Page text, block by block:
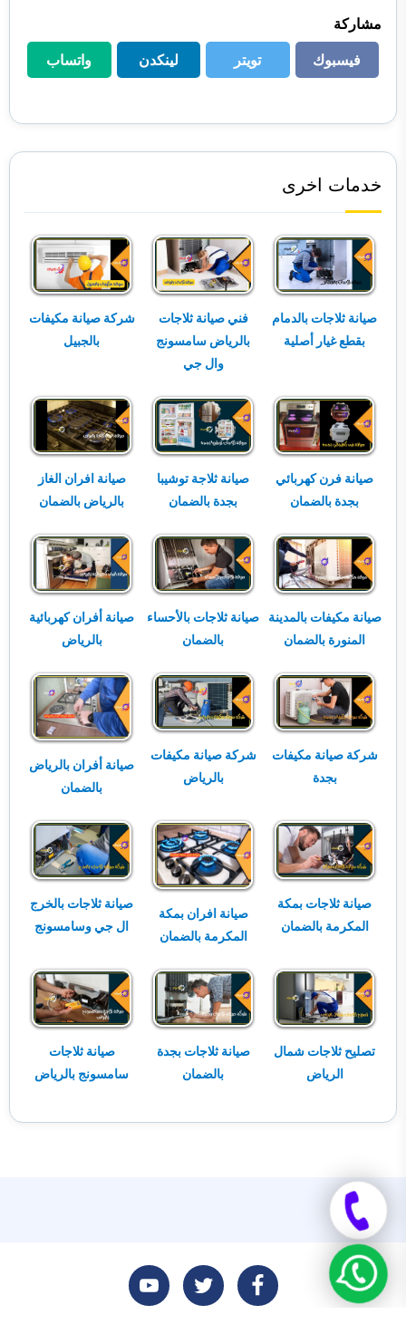
مشاركة
فيسبوك
فيسبوك
تويتر
تويتر
لينكدن
لينكدن
واتساب
واتساب
خدمات اخرى
صيانة ثلاجات بالدمام
بقطع غيار أصلية
فني صيانة ثلاجات
بالرياض سامسونج
وال جي
شركة صيانة مكيفات
بالجبيل
صيانة فرن كهربائي
بجدة بالضمان
صيانة ثلاجة توشيبا
بجدة بالضمان
صيانة افران الغاز
بالرياض بالضمان
صيانة مكيفات بالمدينة
المنورة بالضمان
صيانة ثلاجات بالأحساء
بالضمان
صيانة أفران كهربائية
بالرياض
شركة صيانة مكيفات
بجدة
شركة صيانة مكيفات
بالرياض
صيانة أفران بالرياض
بالضمان
صيانة ثلاجات بمكة
المكرمة بالضمان
صيانة افران بمكة
المكرمة بالضمان
صيانة ثلاجات بالخرج
ال جي وسامسونج
تصليح ثلاجات شمال
الرياض
صيانة ثلاجات بجدة
بالضمان
صيانة ثلاجات
سامسونج بالرياض
تابعنا تابعنا تابعنا